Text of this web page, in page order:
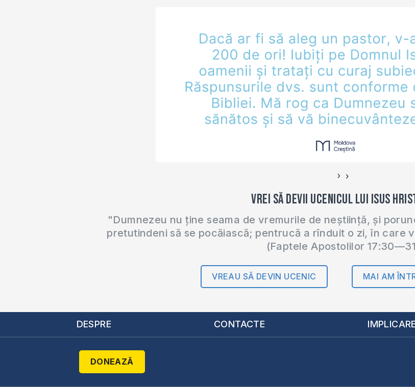
‹ ›
Vrei să devii ucenicul lui Isus
"Dumnezeu nu ține seama de vremurile de neștiință, și
pretutindeni să se pocăiască; pentrucă a rînduit o zi, în care
(Faptele Apostolilor
VREAU SĂ DEVIN UCENIC MAI AM
DESPRE CONTACTE IMPLICARE
DONEAZĂ